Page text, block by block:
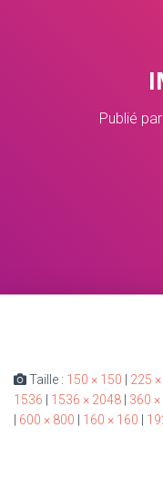
Publié par
Taille : 150 × 150 225
1536
1536 × 2048 360
600 × 800 160 × 160